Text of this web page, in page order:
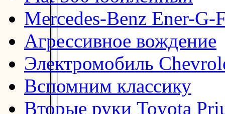
Mercedes-Benz Ener-G-
Агрессивное вождение
Электромобиль
Вспомним классику
Вторые руки Toyota